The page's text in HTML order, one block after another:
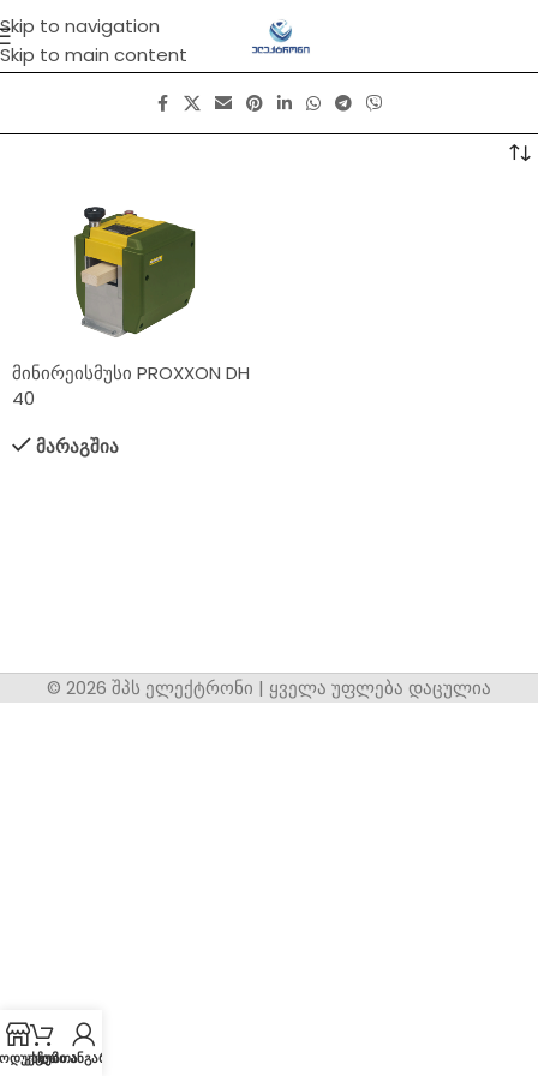
Skip to navigation
Skip to main content
მინირეისმუსი PROXXON DH
40
მარაგშია
© 2026 შპს ელექტრონი | ყველა უფლება დაცულია
კალათა
ჩემი ანგარიში